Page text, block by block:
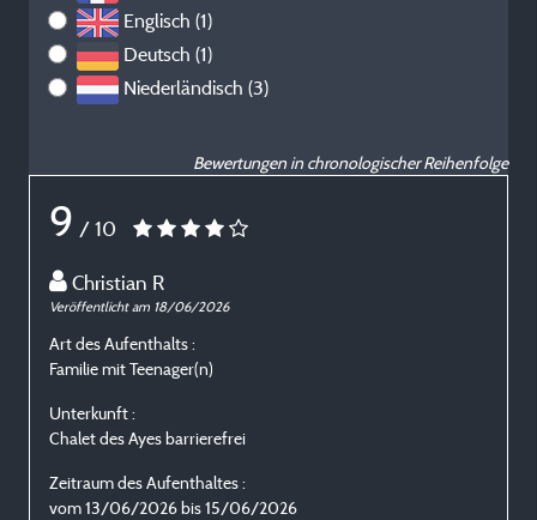
Englisch (1)
Deutsch (1)
Niederländisch (3)
Bewertungen in chronologischer Reihenfolge
9 / 10
Christian R
Veröffentlicht am 18/06/2026
Art des Aufenthalts :
Familie mit Teenager(n)
Unterkunft :
Chalet des Ayes barrierefrei
Zeitraum des Aufenthaltes :
vom 13/06/2026 bis 15/06/2026